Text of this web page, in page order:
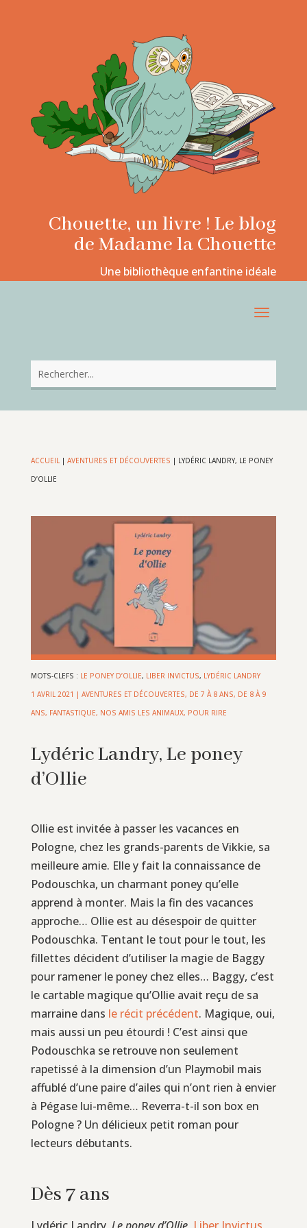
Chouette, un livre ! Le blog
de Madame la Chouette
Une bibliothèque enfantine idéale
ACCUEIL| AVENTURES ET DÉCOUVERTES | LYDÉRIC LANDRY, LE PONEY
D’OLLIE
MOTS-CLEFS : LE PONEY D’OLLIE, LIBER INVICTUS, LYDÉRIC LANDRY
1 AVRIL 2021 | AVENTURES ET DÉCOUVERTES, DE 7 À 8 ANS, DE 8 À 9
ANS, FANTASTIQUE, NOS AMIS LES ANIMAUX, POUR RIRE
Lydéric Landry, Le poney
d’Ollie
Ollie est invitée à passer les vacances en
Pologne, chez les grands-parents de Vikkie, sa
meilleure amie. Elle y fait la connaissance de
Podouschka, un charmant poney qu’elle
apprend à monter. Mais la fin des vacances
approche… Ollie est au désespoir de quitter
Podouschka. Tentant le tout pour le tout, les
fillettes décident d’utiliser la magie de Baggy
pour ramener le poney chez elles… Baggy, c’est
le cartable magique qu’Ollie avait reçu de sa
marraine dans le récit précédent. Magique, oui,
mais aussi un peu étourdi ! C’est ainsi que
Podouschka se retrouve non seulement
rapetissé à la dimension d’un Playmobil mais
affublé d’une paire d’ailes qui n’ont rien à envier
à Pégase lui-même… Reverra-t-il son box en
Pologne ? Un délicieux petit roman pour
lecteurs débutants.
Dès 7 ans